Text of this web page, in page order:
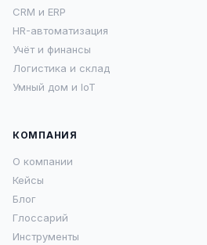
CRM и ERP
HR-автоматизация
Учёт и финансы
Логистика и склад
Умный дом и IoT
КОМПАНИЯ
О компании
Кейсы
Блог
Глоссарий
Инструменты